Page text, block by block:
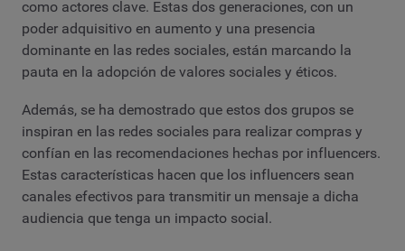
como actores clave. Estas dos generaciones, con un
poder adquisitivo en aumento y una presencia
dominante en las redes sociales, están marcando la
pauta en la adopción de valores sociales y éticos.
Además, se ha demostrado que estos dos grupos se
inspiran en las redes sociales para realizar compras y
confían en las recomendaciones hechas por influencers.
Estas características hacen que los influencers sean
canales efectivos para transmitir un mensaje a dicha
audiencia que tenga un impacto social.